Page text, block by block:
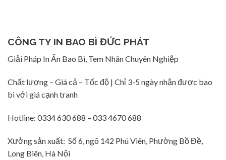
CÔNG TY IN BAO BÌ ĐỨC PHÁT
Giải Pháp In Ấn Bao Bì, Tem Nhãn Chuyên Nghiệp
Chất lượng – Giá cả – Tốc độ | Chỉ 3-5 ngày nhận được bao
bì với giá cạnh tranh
Hotline: 0334 630 688 – 033 4670 688
Xưởng sản xuất: Số 6, ngõ 142 Phú Viên, Phường Bồ Đề,
Long Biên, Hà Nội